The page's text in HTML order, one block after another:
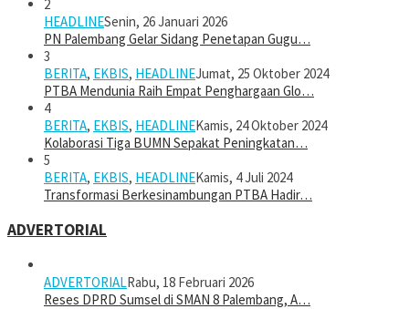
2
HEADLINESenin, 26 Januari 2026
PN Palembang Gelar Sidang Penetapan Gugu…
3
BERITA, EKBIS, HEADLINEJumat, 25 Oktober 2024
PTBA Mendunia Raih Empat Penghargaan Glo…
4
BERITA, EKBIS, HEADLINEKamis, 24 Oktober 2024
Kolaborasi Tiga BUMN Sepakat Peningkatan…
5
BERITA, EKBIS, HEADLINEKamis, 4 Juli 2024
Transformasi Berkesinambungan PTBA Hadir…
ADVERTORIAL
ADVERTORIALRabu, 18 Februari 2026
Reses DPRD Sumsel di SMAN 8 Palembang, A…